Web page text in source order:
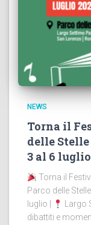
NEWS
Torna il
delle
3 al 6
Torna il
Parco delle
luglio |
Largo
dibattiti e